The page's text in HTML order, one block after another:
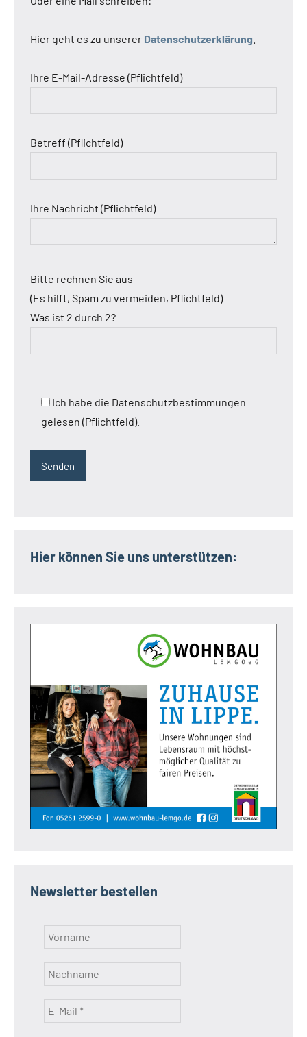
Hier geht es zu unserer Datenschutzerklärung
Ihre E-Mail-Adresse (Pflichtfeld)
Betreff (Pflichtfeld)
Ihre Nachricht (Pflichtfeld)
Bitte rechnen Sie aus
(Es hilft, Spam zu vermeiden, Pflichtfeld)
Was ist 2 durch 2?
Ich habe die Datenschutzbestimmungen
gelesen (Pflichtfeld).
Hier können Sie uns unterstützen:
Newsletter bestellen